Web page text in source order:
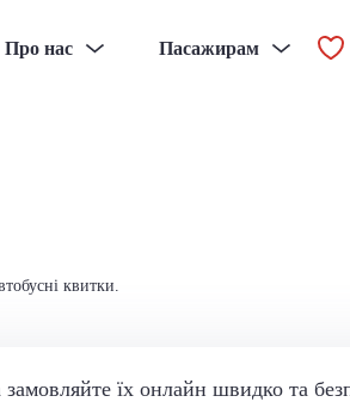
Про нас Пасажирам
квитки.
їх онлайн швидко та